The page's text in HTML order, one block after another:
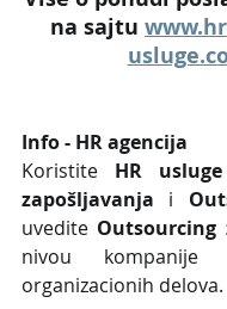
na sajtu
Info - HR agencija
Koristite HR
zapošljavanja i
uvedite Outsourcing
nivou kompanije
organizacionih delova.